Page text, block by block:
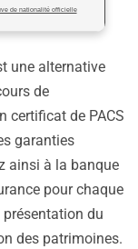
de nationalité officielle
une alternative
de
certificat de PACS
garanties
ainsi à la banque
pour chaque
du
des patrimoines.